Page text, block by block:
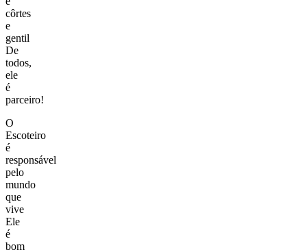
côrtes
e
gentil
De
todos,
ele
é
parceiro!
O
Escoteiro
é
responsável
pelo
mundo
que
vive
Ele
é
bom